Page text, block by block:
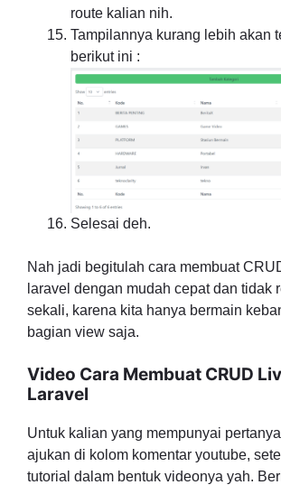
route kalian nih.
Tampilannya kurang lebih akan
berikut ini :
Selesai deh.
Nah jadi begitulah cara membuat
laravel dengan mudah cepat dan tidak
sekali, karena kita hanya bermain
bagian view saja.
Video Cara Membuat CRUD
Laravel
Untuk kalian yang mempunyai
ajukan di kolom komentar youtube,
tutorial dalam bentuk videonya yah.